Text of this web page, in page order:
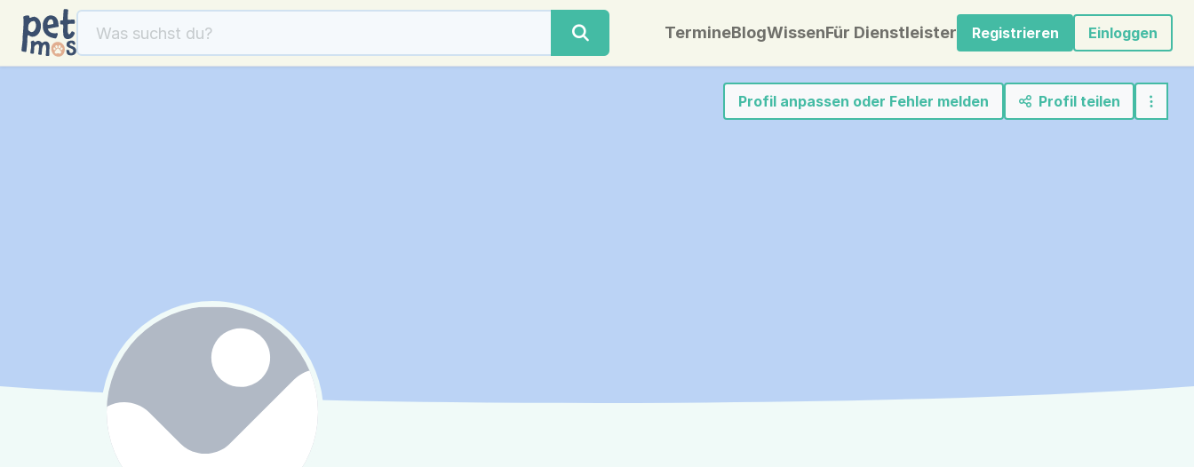
TermineBlogWissenFür Dienstleister Registrieren Einloggen
Profil anpassen oder Fehler melden Profil teilen